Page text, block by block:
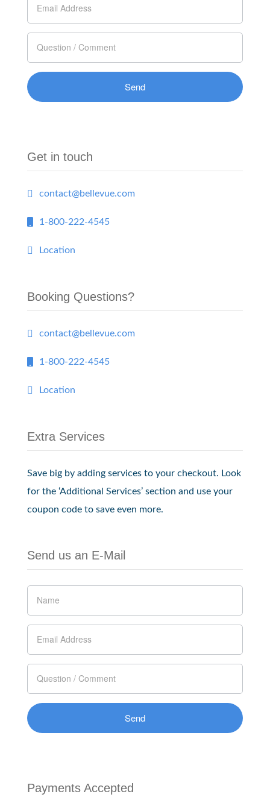
humain,
remplissez
pas ce
champ.
Get in touch
contact@bellevue.com
1-800-222-4545
Location
Booking Questions?
contact@bellevue.com
1-800-222-4545
Location
Extra Services
Save big by adding services to your checkout. Look
for the ‘Additional Services’ section and use your
coupon code to save even more.
Send us an E-Mail
Si vous
êtes un
humain,
remplissez
pas ce
champ.
Payments Accepted